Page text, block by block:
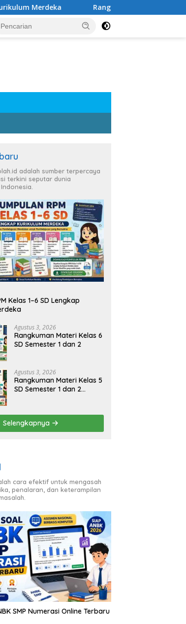
Rangkuman Materi Kelas 6 SD
Kelas 2 SD
Rangkuman Materi Kelas 1 SD
Semester 1 dan 2 Lengkap
adalah sumber terpercaya
terkini seputar dunia
Kelas 1–6 SD Lengkap
Agustus 3, 2026
Rangkuman Materi Kelas 6
SD Semester 1 dan 2
Agustus 3, 2026
Rangkuman Materi Kelas 5
SD Semester 1 dan 2
Selengkapnya
cara efektif untuk mengasah
penalaran, dan keterampilan
SMP Numerasi Online Terbaru